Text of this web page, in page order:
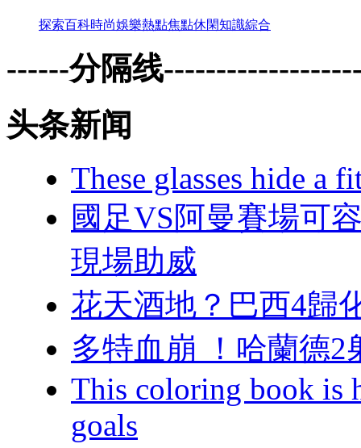
探索百科時尚娛樂熱點焦點休閑知識綜合
------分隔线
头条新闻
These glasses hide a
國足VS阿曼賽場可
現場助威
花天酒地？巴西
多特血崩 ！哈蘭德
This coloring book is
goals